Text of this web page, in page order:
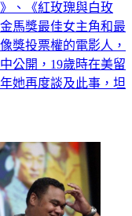
、《紅玫瑰與白玫
馬獎最佳女主角和最
獎投票權的電影人，
公開，19歲時在美留
她再度談及此事，坦